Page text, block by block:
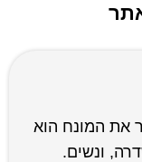
את המונח הוא
ונשים.